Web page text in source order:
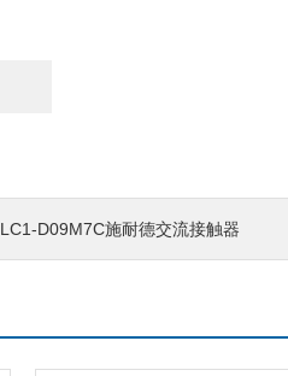
LC1-D09M7C施耐德交流接触器